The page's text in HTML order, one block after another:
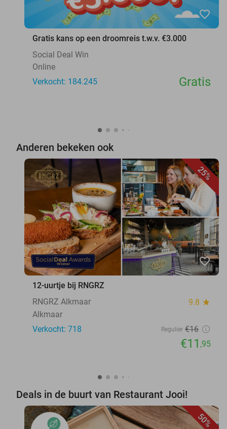
favorite_border
Gratis kans op een droomreis t.w.v. €3.000
Social Deal Win
Online
Verkocht: 184.245
Gratis
Anderen bekeken ook
25%
favorite_border
12-uurtje bij RNGRZ
RNGRZ Alkmaar
9.8 star
Alkmaar
Verkocht: 718
Regulier €16
€11 ,95
Deals in de buurt van Restaurant Jooi!
50%